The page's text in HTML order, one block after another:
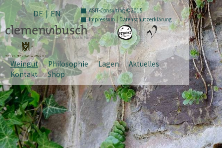
ASIT-Consulting ©2015
Impressum|Datenschutzerklärung
DE | EN
Weingut Philosophie Lagen
Aktuelles
Kontakt
Shop